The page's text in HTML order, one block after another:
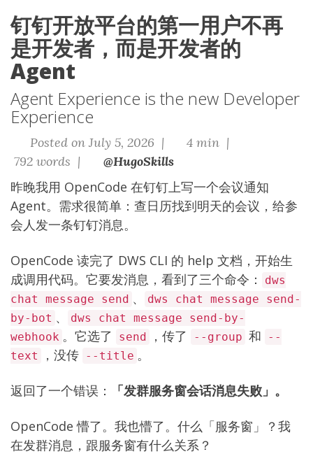
钉钉开放平台的第一用户不再
是开发者，而是开发者的
Agent
Agent Experience is the new Developer
Experience
Posted on July 5, 2026 |
4 min |
792 words |
@HugoSkills
昨晚我用 OpenCode 在钉钉上写一个会议通知
Agent。需求很简单：查日历找到明天的会议，给参
会人发一条钉钉消息。
OpenCode 读完了 DWS CLI 的 help 文档，开始生
成调用代码。它要发消息，看到了三个命令：
dws
chat message send 、
dws chat message send-
by-bot 、
dws chat message send-by-
webhook 。它选了 send ，传了 --group 和
--
text
，没传 --title 。
返回了一个错误： 「发群服务窗会话消息失败」。
OpenCode 懵了。我也懵了。什么「服务窗」？我
在发群消息，跟服务窗有什么关系？